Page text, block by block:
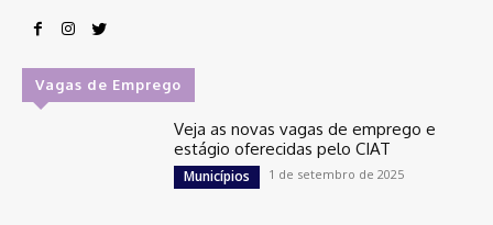
Vagas de Emprego
Veja as novas vagas de emprego e
estágio oferecidas pelo CIAT
Municípios 1 de setembro de 2025